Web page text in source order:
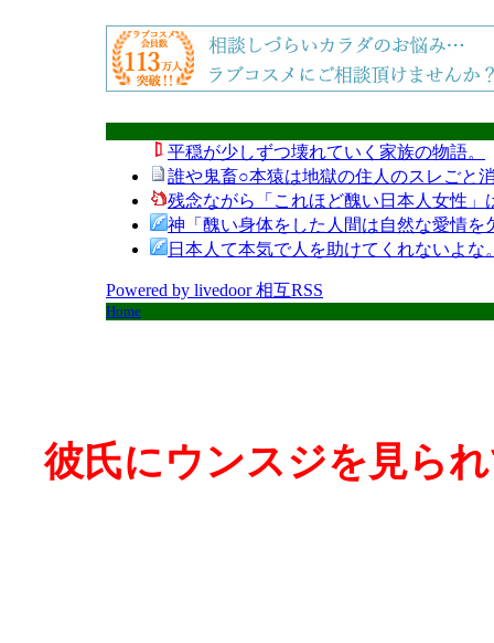
平穏が少しずつ壊れていく家族の物語。
誰や鬼畜○本猿は地獄の住人のスレごと
残念ながら「これほど醜い日本人女性
神「醜い身体をした人間は自然な愛情を
日本人て本気で人を助けてくれないよ
Powered by livedoor 相互RSS
Home
彼氏にウンスジを見ら